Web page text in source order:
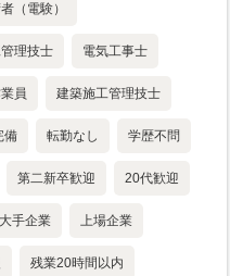
（電験）
理技士 電気工事士
員 建築施工管理技士
備 転勤なし 学歴不問
第二新卒歓迎 20代歓迎
大手企業 上場企業
残業20時間以内